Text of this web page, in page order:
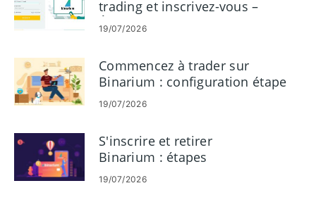
trading et inscrivez-vous –
Étapes et exigences
19/07/2026
Commencez à trader sur
Binarium : configuration étape
par étape pour les débutants
19/07/2026
S'inscrire et retirer
Binarium : étapes
d'enregistrement et de retrait de
compte
19/07/2026